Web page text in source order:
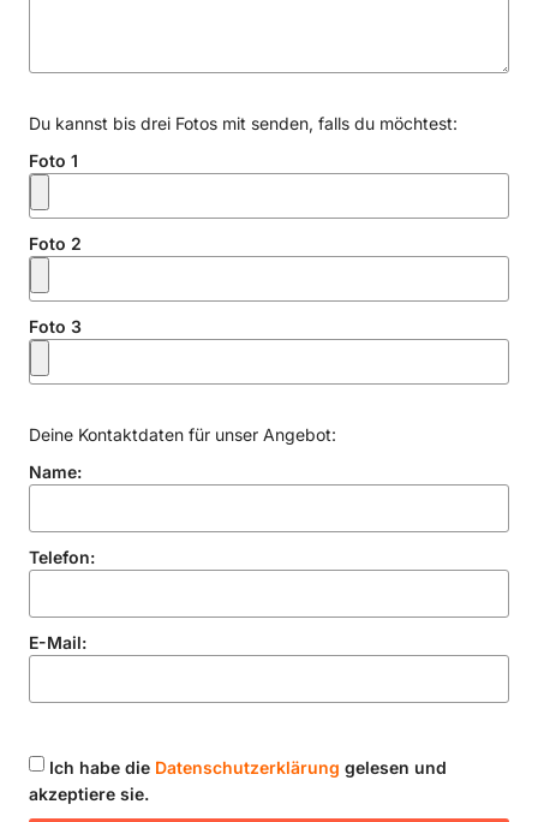
Du kannst bis drei Fotos mit senden, falls du möchtest:
Foto 1
Foto 2
Foto 3
Deine Kontaktdaten für unser Angebot:
Name:
Telefon:
E-Mail:
Ich habe die Datenschutzerklärung gelesen und
akzeptiere sie.